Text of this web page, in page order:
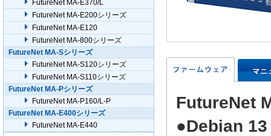
FutureNet
●Debian
FutureNet MA-E370/L
FutureNet MA-E200シリーズ
FutureNet MA-E120
FutureNet MA-800シリーズ
FutureNet MA-Sシリーズ
FutureNet MA-S120シリーズ
FutureNet MA-S110シリーズ
FutureNet MA-Pシリーズ
FutureNet MA-P160/L-P
FutureNet MA-E400シリーズ
FutureNet MA-E440